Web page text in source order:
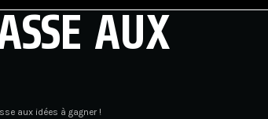
AUX
aux idées à gagner !